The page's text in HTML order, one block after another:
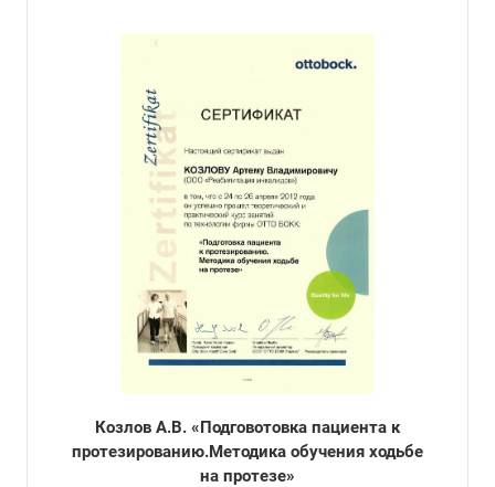
Козлов А.В. «Подговотовка пациента к
протезированию.Методика обучения ходьбе
на протезе»